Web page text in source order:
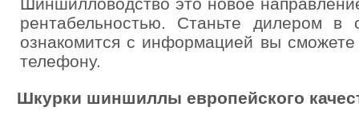
рентабельностью. Станьте дилером в
ознакомится с информацией вы
телефону.
Шкурки шиншиллы европейского